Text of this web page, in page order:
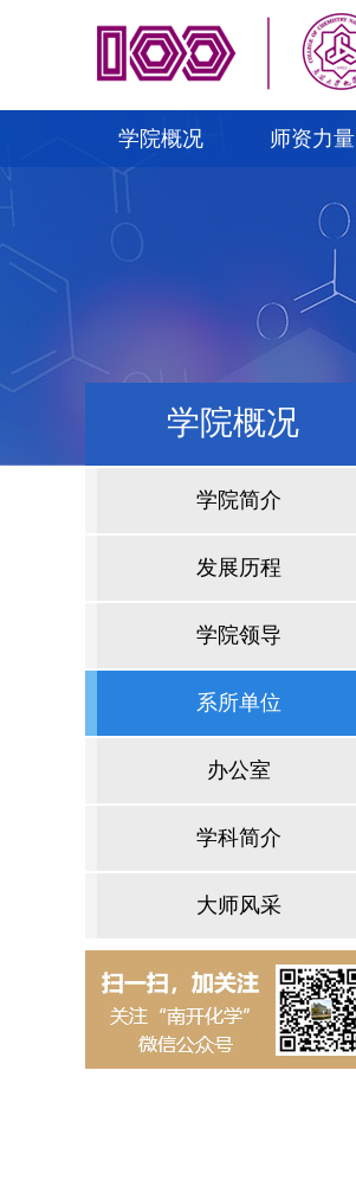
学院概况 师资力量
学院概况
学院简介
发展历程
学院领导
系所单位
办公室
学科简介
大师风采